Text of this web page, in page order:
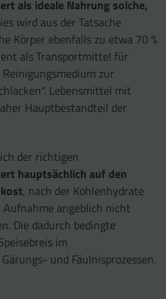
als ideale Nahrung solche,
wird aus der Tatsache
Körper ebenfalls zu etwa 70 %
als Transportmittel für
zur
Lebensmittel mit
Hauptbestandteil der
der richtigen
hauptsächlich auf den
, nach der Kohlenhydrate
angeblich nicht
Die dadurch bedingte
im
und Fäulnisprozessen.